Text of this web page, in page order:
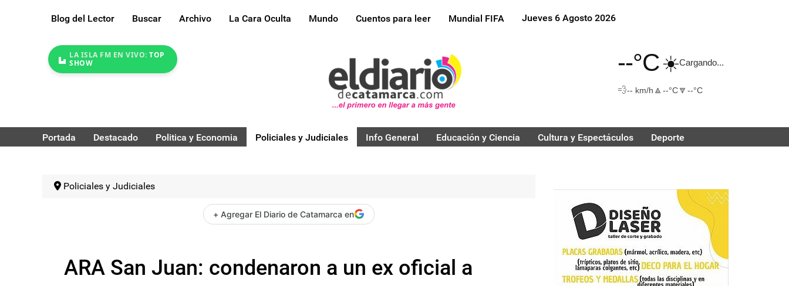
Blog del Lector Buscar Archivo La Cara Oculta Mundo Cuentos para leer Mundial FIFA Jueves 6 Agosto 2026
LA ISLA FM EN VIVO: TOP
SHOW
--°C☀️Cargando...
💨-- km/h 🔼 --°C🔽 --°C
Portada Destacado Politica y Economia Policiales y Judiciales Info General Educación y Ciencia Cultura y Espectáculos Deporte
Policiales y Judiciales
+ Agregar El Diario de Catamarca en
ARA San Juan: condenaron a un ex oficial a